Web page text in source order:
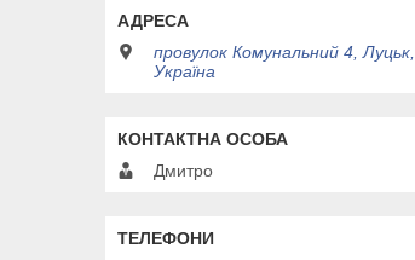
провулок Комунальний 4, Луцьк,
Україна
Дмитро